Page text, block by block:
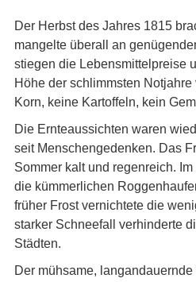
Der Herbst des Jahres 1815
mangelte überall an
stiegen die Lebensmittelpreise
Höhe der schlimmsten
Korn, keine Kartoffeln, kein
Die Ernteaussichten waren
seit Menschengedenken. Das
Sommer kalt und regenreich.
die kümmerlichen
früher Frost vernichtete die
starker Schneefall verhinderte
Städten.
Der mühsame, langandauernde